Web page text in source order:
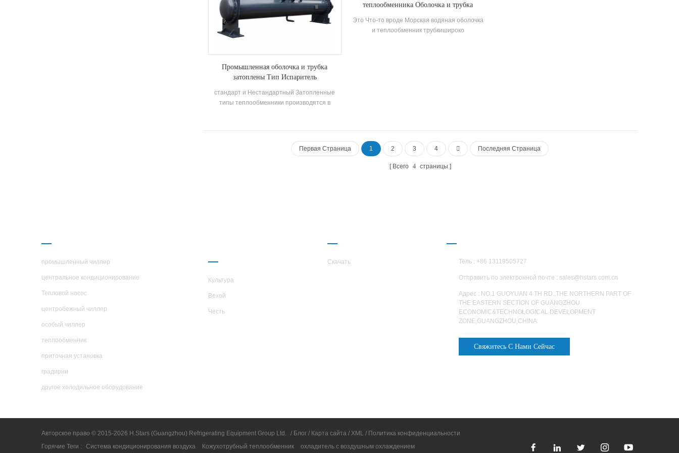
Промышленная оболочка и трубка
затоплены Тип Испаритель
стандарт и Нестандартный Затопленные
типы теплообменники производятся в
теплообменника Оболочка и трубка
Это Что-то вроде Морская водяная оболочка
и теплообменник трубкишироко
Первая Страница 1 2 3 4 Последняя Страница
Всего 4 страницы
промышленный чиллер
центральное кондиционирование
Тепловой носос
центробежный чиллер
особый чиллер
теплообменник
приточная установка
градирни
другое холодильное оборудование
Культура
Вехой
Честь
Скачать Тель : +86 13119505727
Отправить по электронной почте : sales@hstars.com.cn
Адрес : NO.1 GUOYUAN 4 TH RD.,THE NORTHERN PART OF
THE EASTERN SECTION OF GUANGZHOU
ECONOMIC&TECHNOLOGICAL DEVELOPMENT
ZONE,GUANGZHOU,CHINA
Свяжитесь С Нами Сейчас
Авторское право © 2015-2026 H.Stars (Guangzhou) Refrigerating Equipment Group Ltd. / Блог / Карта сайта / XML / Политика конфиденциальности
Горячие Теги :
Система кондиционирования воздуха Кожухотрубный теплообменник охладитель с воздушным охлаждением